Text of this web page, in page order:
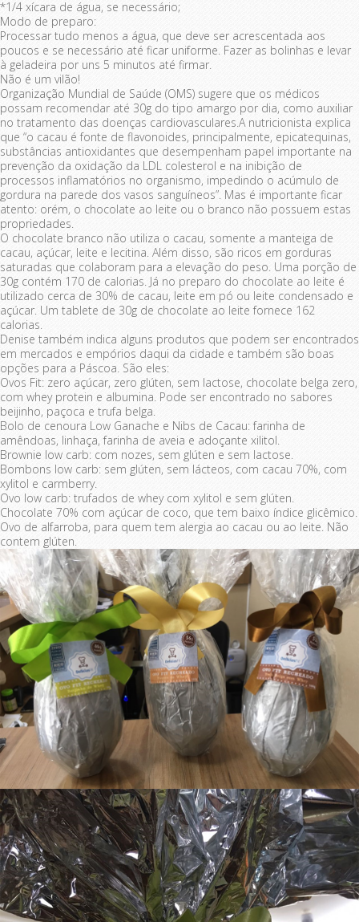
*1/4 xícara de água, se necessário;
Modo de preparo:
Processar tudo menos a água, que deve ser acrescentada aos
poucos e se necessário até ficar uniforme. Fazer as bolinhas e levar
à geladeira por uns 5 minutos até firmar.
Não é um vilão!
Organização Mundial de Saúde (OMS) sugere que os médicos
possam recomendar até 30g do tipo amargo por dia, como auxiliar
no tratamento das doenças cardiovasculares.A nutricionista explica
que “o cacau é fonte de flavonoides, principalmente, epicatequinas,
substâncias antioxidantes que desempenham papel importante na
prevenção da oxidação da LDL colesterol e na inibição de
processos inflamatórios no organismo, impedindo o acúmulo de
gordura na parede dos vasos sanguíneos”. Mas é importante ficar
atento: orém, o chocolate ao leite ou o branco não possuem estas
propriedades.
O chocolate branco não utiliza o cacau, somente a manteiga de
cacau, açúcar, leite e lecitina. Além disso, são ricos em gorduras
saturadas que colaboram para a elevação do peso. Uma porção de
30g contém 170 de calorias. Já no preparo do chocolate ao leite é
utilizado cerca de 30% de cacau, leite em pó ou leite condensado e
açúcar. Um tablete de 30g de chocolate ao leite fornece 162
calorias.
Denise também indica alguns produtos que podem ser encontrados
em mercados e empórios daqui da cidade e também são boas
opções para a Páscoa. São eles:
Ovos Fit: zero açúcar, zero glúten, sem lactose, chocolate belga zero,
com whey protein e albumina. Pode ser encontrado no sabores
beijinho, paçoca e trufa belga.
Bolo de cenoura Low Ganache e Nibs de Cacau: farinha de
amêndoas, linhaça, farinha de aveia e adoçante xilitol.
Brownie low carb: com nozes, sem glúten e sem lactose.
Bombons low carb: sem glúten, sem lácteos, com cacau 70%, com
xylitol e carmberry.
Ovo low carb: trufados de whey com xylitol e sem glúten.
Chocolate 70% com açúcar de coco, que tem baixo índice glicêmico.
Ovo de alfarroba, para quem tem alergia ao cacau ou ao leite. Não
contem glúten.